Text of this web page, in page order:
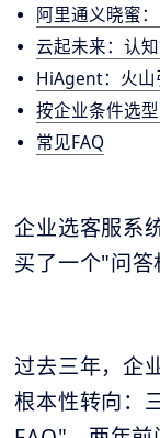
阿里通义晓蜜
云起未来：认
HiAgent：火
按企业条件选
常见FAQ
企业选客服系
买了一个"问
过去三年，企
根本性转向：